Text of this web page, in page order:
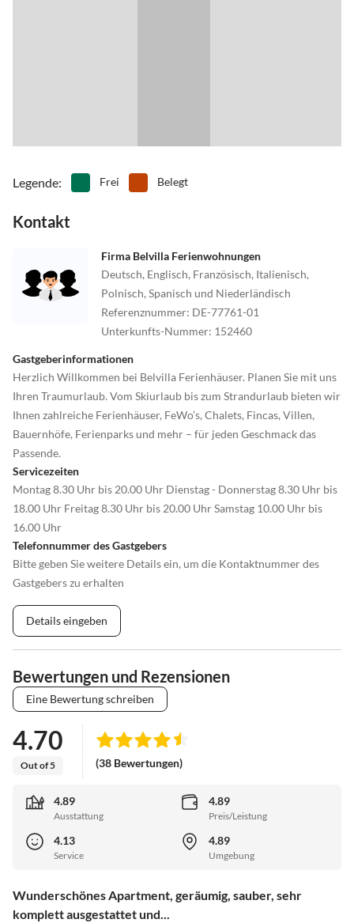
Legende: Frei Belegt
Kontakt
Firma Belvilla Ferienwohnungen
Deutsch, Englisch, Französisch, Italienisch,
Polnisch, Spanisch und Niederländisch
Referenznummer: DE-77761-01
Unterkunfts-Nummer: 152460
Gastgeberinformationen
Herzlich Willkommen bei Belvilla Ferienhäuser. Planen Sie mit uns
Ihren Traumurlaub. Vom Skiurlaub bis zum Strandurlaub bieten wir
Ihnen zahlreiche Ferienhäuser, FeWo’s, Chalets, Fincas, Villen,
Bauernhöfe, Ferienparks und mehr – für jeden Geschmack das
Passende.
Servicezeiten
Montag 8.30 Uhr bis 20.00 Uhr Dienstag - Donnerstag 8.30 Uhr bis
18.00 Uhr Freitag 8.30 Uhr bis 20.00 Uhr Samstag 10.00 Uhr bis
16.00 Uhr
Telefonnummer des Gastgebers
Bitte geben Sie weitere Details ein, um die Kontaktnummer des
Gastgebers zu erhalten
Details eingeben
Bewertungen und Rezensionen
Eine Bewertung schreiben
4.70
Out of 5 (38 Bewertungen)
4.89
Ausstattung
4.89
Preis/Leistung
4.13
Service
4.89
Umgebung
Wunderschönes Apartment, geräumig, sauber, sehr
komplett ausgestattet und...